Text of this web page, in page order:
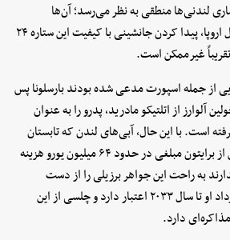
لندنی‌ها منطقی به نظر می‌رسد؛ آن‌ها
معتقدند در بازار فعلی فوتبال اروپا، پیدا کردن جانشینی با کیفیت این ستاره ۲۴
غیرممکن است.
از جمله اسپورت مدعی شده بودند بارسلونا پس
آلوارز از اتلتیکو مادرید، پدرو را به عنوان
است. با این حال، آبی‌های لندن که تابستان
گذشته برای خرید این بازیکن از برایتون مبلغی در حدود ۶۴ میلیون یورو هزینه
به راحت این جواهر برزیلی را از دست
بدهند؛ به خصوص اینکه قرارداد او تا سال ۲۰۳۳ اعتبار دارد و چلسی از این
دارد.